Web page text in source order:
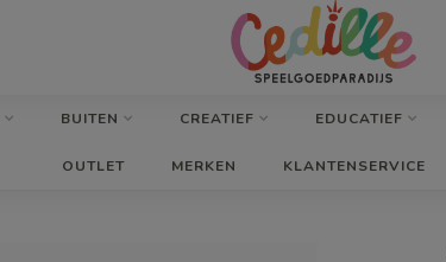
BUITEN CREATIEF EDUCATIEF
OUTLET MERKEN KLANTENSERVICE